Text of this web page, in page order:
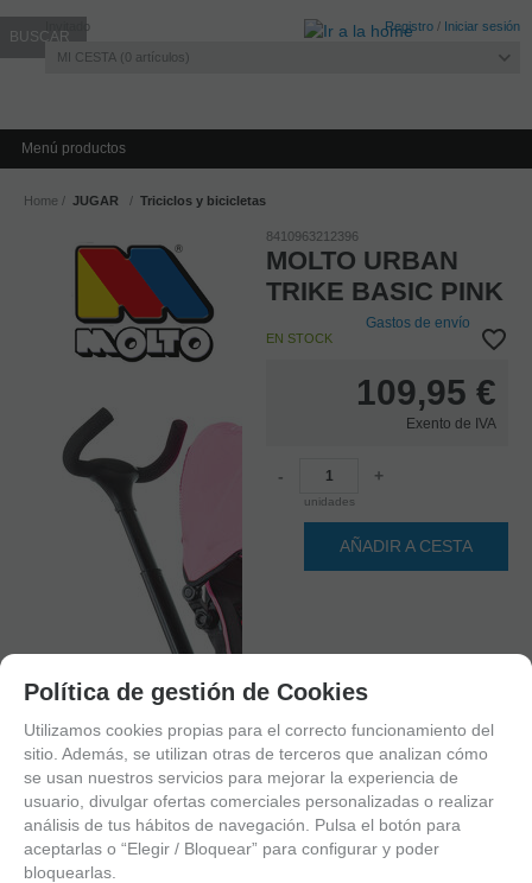
Invitado Registro / Iniciar sesión
MI CESTA 0 artículos
Menú productos
Home JUGAR Triciclos y bicicletas
8410963212396
MOLTO URBAN
TRIKE BASIC PINK
EN STOCK
Gastos de envío
109,95 €
Exento de IVA
-
unidades
+
AÑADIR A CESTA
Política de gestión de Cookies
Utilizamos cookies propias para el correcto funcionamiento del
sitio. Además, se utilizan otras de terceros que analizan cómo
se usan nuestros servicios para mejorar la experiencia de
usuario, divulgar ofertas comerciales personalizadas o realizar
análisis de tus hábitos de navegación. Pulsa el botón para
aceptarlas o “Elegir / Bloquear” para configurar y poder
bloquearlas.